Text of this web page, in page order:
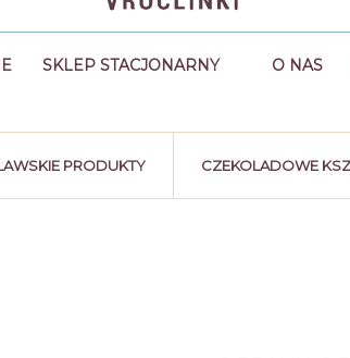
SKLEP STACJONARNY O NAS
PRODUKTY CZEKOLADOWE